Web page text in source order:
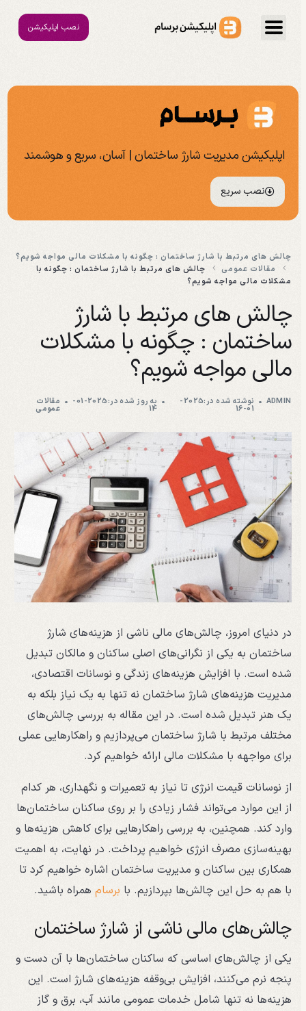
نصب اپلیکیشن
اپلیکیشن مدیریت شارژ ساختمان | آسان، سریع و هوشمند
نصب سریع
چالش های مرتبط با شارژ ساختمان : چگونه با مشکلات مالی مواجه شویم؟
مقالات عمومی
چالش های مرتبط با شارژ ساختمان : چگونه با
مشکلات مالی مواجه شویم؟
چالش های مرتبط با شارژ
ساختمان : چگونه با مشکلات
مالی مواجه شویم؟
ADMIN نوشته شده در:2025-
01-16
به روز شده در:2025-01-
14
مقالات
عمومی
در دنیای امروز، چالش‌های مالی ناشی از هزینه‌های شارژ
ساختمان به یکی از نگرانی‌های اصلی ساکنان و مالکان تبدیل
شده است. با افزایش هزینه‌های زندگی و نوسانات اقتصادی،
مدیریت هزینه‌های شارژ ساختمان نه تنها به یک نیاز بلکه به
یک هنر تبدیل شده است. در این مقاله به بررسی چالش‌های
مختلف مرتبط با شارژ ساختمان می‌پردازیم و راهکارهایی عملی
برای مواجهه با مشکلات مالی ارائه خواهیم کرد.
از نوسانات قیمت انرژی تا نیاز به تعمیرات و نگهداری، هر کدام
از این موارد می‌تواند فشار زیادی را بر روی ساکنان ساختمان‌ها
وارد کند. همچنین، به بررسی راهکارهایی برای کاهش هزینه‌ها و
بهینه‌سازی مصرف انرژی خواهیم پرداخت. در نهایت، به اهمیت
همکاری بین ساکنان و مدیریت ساختمان اشاره خواهیم کرد تا
با هم به حل این چالش‌ها بپردازیم. بابرسامهمراه باشید.
چالش‌های مالی ناشی از شارژ ساختمان
یکی از چالش‌های اساسی که ساکنان ساختمان‌ها با آن دست و
پنجه نرم می‌کنند، افزایش بی‌وقفه هزینه‌های شارژ است. این
هزینه‌ها نه تنها شامل خدمات عمومی مانند آب، برق و گاز